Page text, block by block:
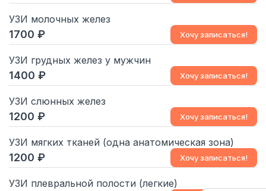
УЗИ молочных желез
1700 Хочу записаться!
УЗИ грудных желез у мужчин
1400 Хочу записаться!
УЗИ слюнных желез
1200 Хочу записаться!
УЗИ мягких тканей (одна анатомическая зона)
1200 Хочу записаться!
УЗИ плевральной полости (легкие)